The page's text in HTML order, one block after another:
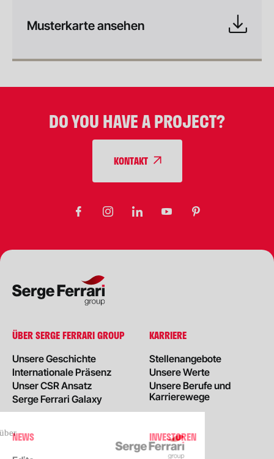
Musterkarte ansehen
DO YOU HAVE A PROJECT?
KONTAKT
ÜBER SERGE FERRARI GROUP
Unsere Geschichte
Internationale Präsenz
Unser CSR Ansatz
Serge Ferrari Galaxy
KARRIERE
Stellenangebote
Unsere Werte
Unsere Berufe und
Karrierewege
NEWS INVESTOREN